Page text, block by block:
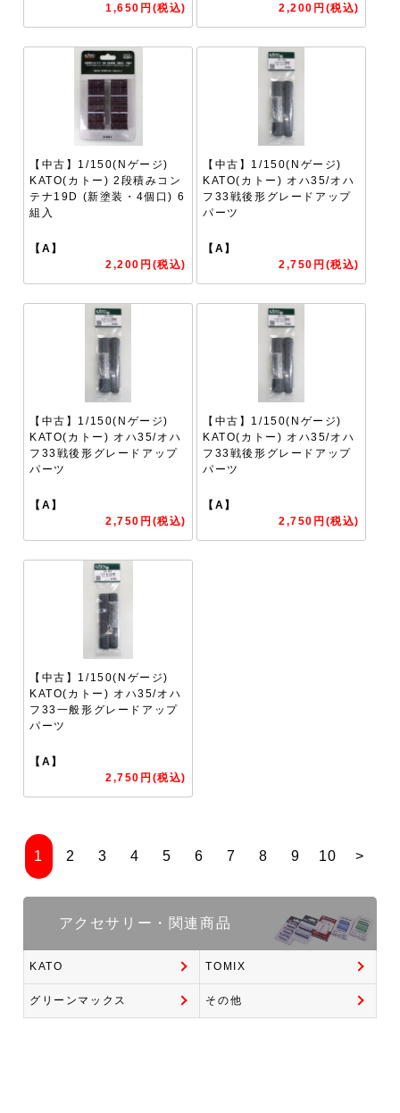
1,650円(税込)
2,200円(税込)
【中古】1/150(Nゲージ)
KATO(カトー) 2段積みコン
テナ19D (新塗装・4個口) 6
組入
【A】
2,200円(税込)
【中古】1/150(Nゲージ)
KATO(カトー) オハ35/オハ
フ33戦後形グレードアップ
パーツ
【A】
2,750円(税込)
【中古】1/150(Nゲージ)
KATO(カトー) オハ35/オハ
フ33戦後形グレードアップ
パーツ
【A】
2,750円(税込)
【中古】1/150(Nゲージ)
KATO(カトー) オハ35/オハ
フ33戦後形グレードアップ
パーツ
【A】
2,750円(税込)
【中古】1/150(Nゲージ)
KATO(カトー) オハ35/オハ
フ33一般形グレードアップ
パーツ
【A】
2,750円(税込)
1 2 3 4 5 6 7 8 9 10 >
アクセサリー・関連商品
KATO TOMIX
グリーンマックス その他